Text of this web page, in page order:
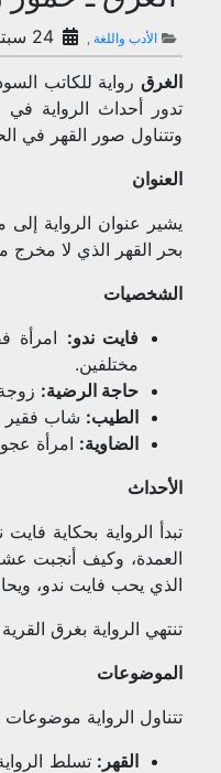
الأدب واللغة ,
الغرق
تدور أحداث الرواية
وتتناول صور القهر في
العنوان
يشير عنوان الرواية
بحر القهر الذي لا مخرج
الشخصيات
فايت ندو: امرأة
مختلفين.
حاجة الرضية:
الطيب: شاب فقير
الضاوية: امرأة
الأحداث
تبدأ الرواية بحكاية
العمدة، وكيف أنجبت
الذي يحب فايت ندو،
تنتهي الرواية بغرق
الموضوعات
تتناول الرواية موضوعات
القهر: تسلط